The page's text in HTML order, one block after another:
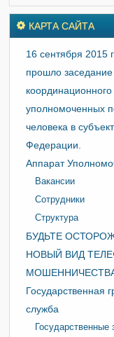
КАРТА САЙТА
16 сентября 2015
прошло заседание
координационного
уполномоченных
человека в
Федерации.
Аппарат
Вакансии
Сотрудники
Структура
БУДЬТЕ
НОВЫЙ ВИД
Государственная
служба
Государственные